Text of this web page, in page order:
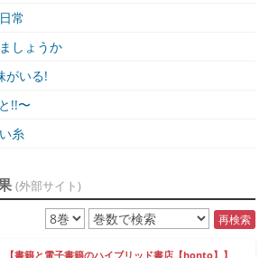
常
しょうか
がいる!
!!〜
糸
(外部サイト)
再検索
【書籍と電子書籍のハイブリッド書店【honto】】